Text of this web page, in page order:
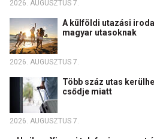
2026. AUGUSZTUS 7.
A külföldi utazási
magyar utasoknak
2026. AUGUSZTUS 7.
Több száz utas
csődje miatt
2026. AUGUSZTUS 7.